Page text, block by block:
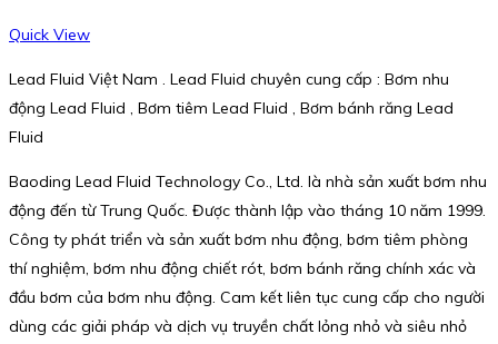
Quick View
Lead Fluid Việt Nam . Lead Fluid chuyên cung cấp : Bơm nhu
động Lead Fluid , Bơm tiêm Lead Fluid , Bơm bánh răng Lead
Fluid
Baoding Lead Fluid Technology Co., Ltd. là nhà sản xuất bơm nhu
động đến từ Trung Quốc. Được thành lập vào tháng 10 năm 1999.
Công ty phát triển và sản xuất bơm nhu động, bơm tiêm phòng
thí nghiệm, bơm nhu động chiết rót, bơm bánh răng chính xác và
đầu bơm của bơm nhu động. Cam kết liên tục cung cấp cho người
dùng các giải pháp và dịch vụ truyền chất lỏng nhỏ và siêu nhỏ